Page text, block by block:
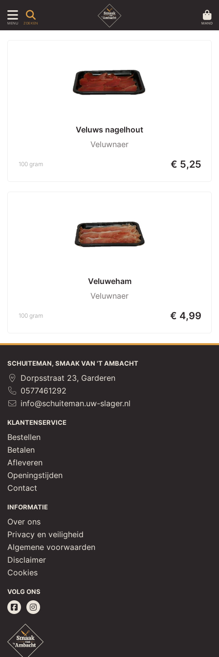
MENU ZOEKEN MAND
Veluws nagelhout
Veluwnaer
€ 5,25
100 gram
Veluweham
Veluwnaer
€ 4,99
100 gram
SCHUITEMAN, SMAAK VAN 'T AMBACHT
Dorpsstraat 23, Garderen
0577461292
info@schuiteman.uw-slager.nl
KLANTENSERVICE
Bestellen
Betalen
Afleveren
Openingstijden
Contact
INFORMATIE
Over ons
Privacy en veiligheid
Algemene voorwaarden
Disclaimer
Cookies
VOLG ONS